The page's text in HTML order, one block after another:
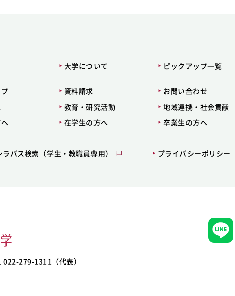
大学について ピックアップ一覧
資料請求 お問い合わせ
教育・研究活動 地域連携・社会貢献
在学生の方へ 卒業生の方へ
ラバス検索（学生・教職員専用） プライバシーポリシー
279-1311（代表）